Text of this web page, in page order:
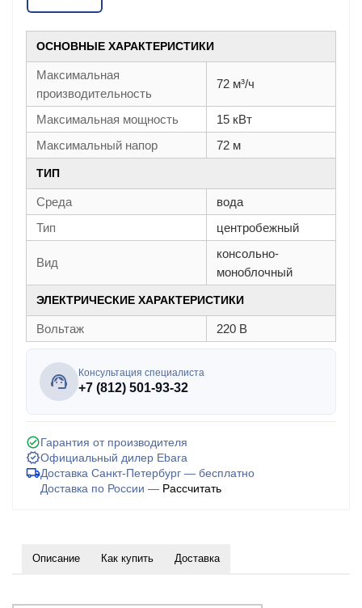
ОСНОВНЫЕ ХАРАКТЕРИСТИКИ
Максимальная
производительность
72 м³/ч
Максимальная мощность
15 кВт
Максимальный напор
72 м
ТИП
Среда
вода
Тип
центробежный
Вид
консольно-
моноблочный
ЭЛЕКТРИЧЕСКИЕ ХАРАКТЕРИСТИКИ
Вольтаж 220 В
Консультация специалиста
+7 (812) 501-93-32
Гарантия от производителя
Официальный дилер Ebara
Доставка Санкт-Петербург — бесплатно
Доставка по России — Рассчитать
Описание Как купить Доставка